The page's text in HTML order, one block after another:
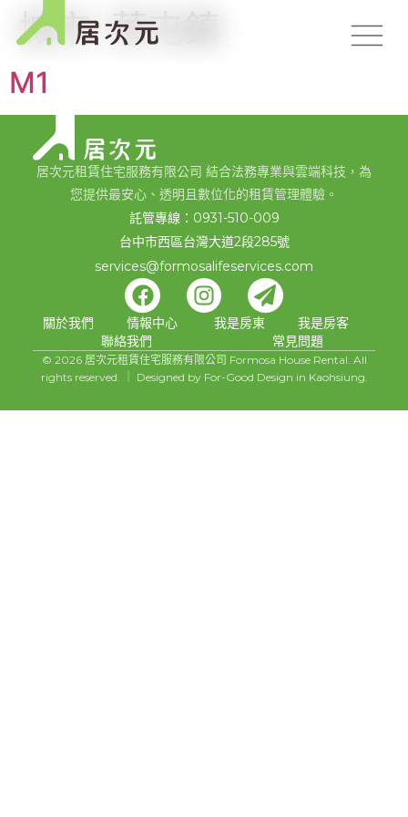
城市:草屯鎮
M1
居次元租賃住宅服務有限公司 結合法務專業與雲端科技，為
您提供最安心、透明且數位化的租賃管理體驗。
託管專線：0931-510-009
台中市西區台灣大道2段285號
services@formosalifeservices.com
關於我們
情報中心
聯絡我們
我是房東
我是房客
常見問題
© 2026 居次元租賃住宅服務有限公司 Formosa House Rental. All
rights reserved. ｜ Designed by For-Good Design in Kaohsiung.